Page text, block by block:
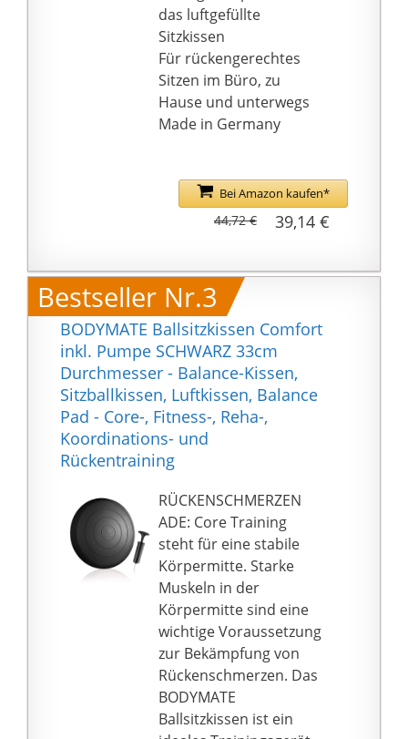
Schreibtischstuhl bis
hin als Trainingsgerät
für funktionelles
Training ist das das
BODYMATE
Noppenkissen für
geeignet.
INKLUSIVE LUFTPUMPE:
Jedes BODYMATE
einer einfach zu
nutzenden Handpumpe
geliefert, so dass Sie
nichts weiter benötigen
und sofort mit dem
Training beginnen
können.
PREMIUM QUALITÄT:
BODYMATE ist eine
deutsche
Qualitätsmarke. Gemäß
unserem Anspruch
entwickeln wir
hochwertige
Trainingsgeräte, die
sich durch erstklassige
Verarbeitung
auszeichnen. Das
Ballsitzkissen ist aus
hochwertigem, rutsch-
und abriebfestem PVC
gefertigt und
das luftgefüllte
Sitzkissen
Für rückengerechtes
Sitzen im Büro, zu
Hause und unterwegs
Made in Germany
Bei Amazon kaufen*
39,14 €
44,72 €
Bestseller Nr.3
BODYMATE Ballsitzkissen Comfort
inkl. Pumpe SCHWARZ 33cm
Durchmesser - Balance-Kissen,
Sitzballkissen, Luftkissen, Balance
Pad - Core-, Fitness-, Reha-,
Koordinations- und
Rückentraining
RÜCKENSCHMERZEN
ADE: Core Training
steht für eine stabile
Körpermitte. Starke
Muskeln in der
Körpermitte sind eine
wichtige Voraussetzung
zur Bekämpfung von
Rückenschmerzen. Das
BODYMATE
Ballsitzkissen ist ein